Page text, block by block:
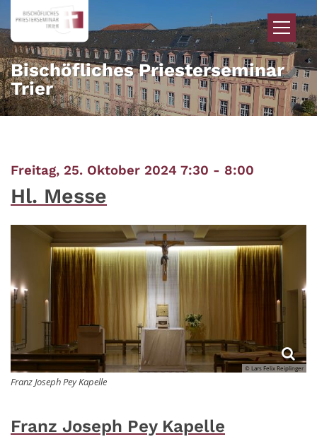
Zum Inhalt springen
Bischöfliches Priesterseminar
Trier
Freitag, 25. Oktober 2024 7:30 - 8:00
Hl. Messe
© Lars Felix Reiplinger
Franz Joseph Pey Kapelle
Franz Joseph Pey Kapelle